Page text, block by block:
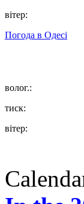
вітер:
Погода в Одесі
волог.:
тиск:
вітер: